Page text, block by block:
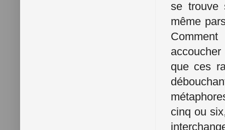
se trouve
même
Comment
que ces
cinq ou